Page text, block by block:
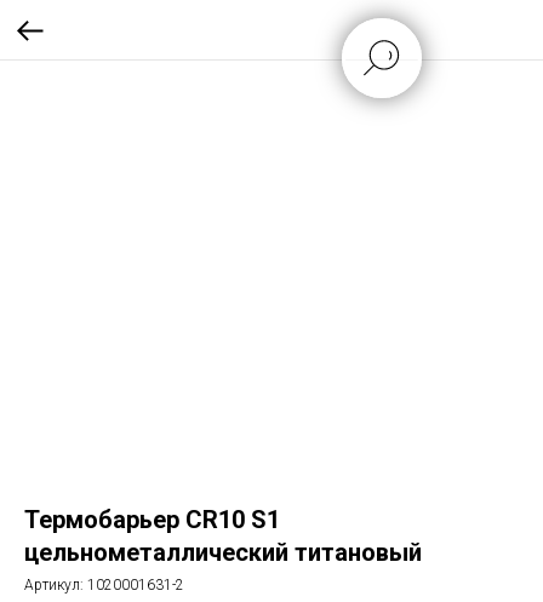
Термобарьер CR10 S1
цельнометаллический титановый
Артикул: 1020001631-2